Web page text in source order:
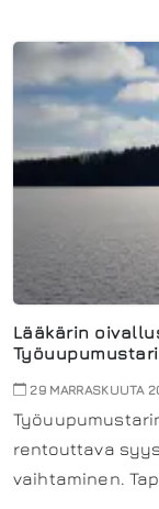
Lääkärin
29 MARRASKUUTA
rentouttava
vaihtaminen.